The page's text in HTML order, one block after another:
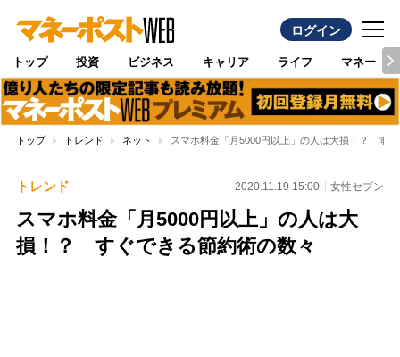
ログイン
トップ 投資 ビジネス キャリア ライフ マネー
トップ トレンド ネット スマホ料金「月5000円以上」の人は大損！？ す
トレンド 2020.11.19 15:00 女性セブン
スマホ料金「月5000円以上」の人は大
損！？ すぐできる節約術の数々